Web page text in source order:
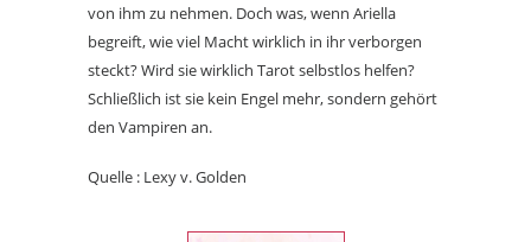
von ihm zu nehmen. Doch was, wenn Ariella
begreift, wie viel Macht wirklich in ihr verborgen
steckt? Wird sie wirklich Tarot selbstlos helfen?
Schließlich ist sie kein Engel mehr, sondern gehört
den Vampiren an.
Quelle : Lexy v. Golden